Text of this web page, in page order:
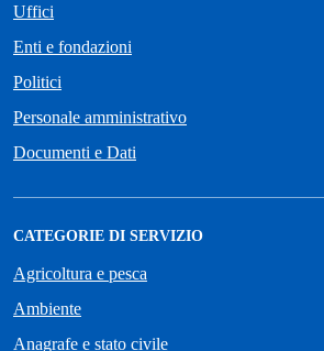
Uffici
Enti e fondazioni
Politici
Personale amministrativo
Documenti e Dati
CATEGORIE DI SERVIZIO
Agricoltura e pesca
Ambiente
Anagrafe e stato civile